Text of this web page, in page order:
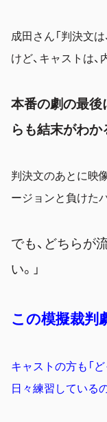
成田さん「判決文
けど、キャストは
本番の劇の最後
らも結末がわか
判決文のあとに映
ージョンと負けた
でも、どちらが
い。 」
この模擬裁判
キャストの方も「
日々練習している